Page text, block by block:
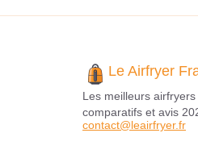
Le Airfryer
Les meilleurs
comparatifs et avis
contact@leairfryer.fr